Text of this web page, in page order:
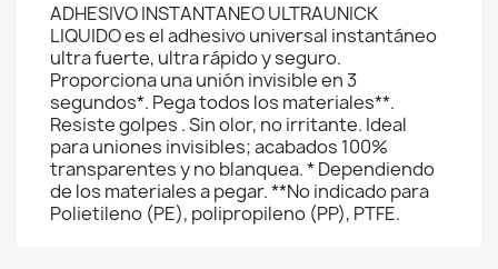
ADHESIVO INSTANTANEO ULTRAUNICK
LIQUIDO es el adhesivo universal instantáneo
ultra fuerte, ultra rápido y seguro.
Proporciona una unión invisible en 3
segundos*. Pega todos los materiales**.
Resiste golpes . Sin olor, no irritante. Ideal
para uniones invisibles; acabados 100%
transparentes y no blanquea. * Dependiendo
de los materiales a pegar. **No indicado para
Polietileno (PE), polipropileno (PP), PTFE.